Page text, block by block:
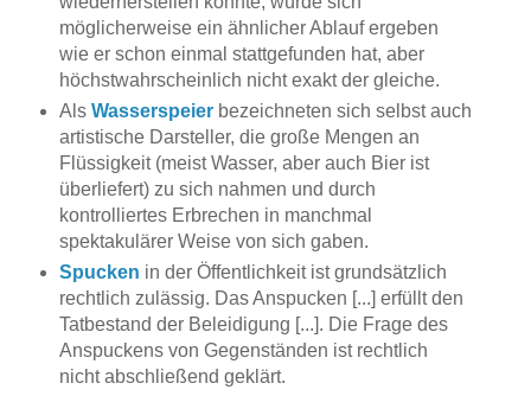
möglicherweise ein ähnlicher Ablauf ergeben
wie er schon einmal stattgefunden hat, aber
höchstwahrscheinlich nicht exakt der gleiche.
Als Wasserspeierbezeichneten sich selbst auch
artistische Darsteller, die große Mengen an
Flüssigkeit (meist Wasser, aber auch Bier ist
überliefert) zu sich nahmen und durch
kontrolliertes Erbrechen in manchmal
spektakulärer Weise von sich gaben.
Spucken in der Öffentlichkeit ist grundsätzlich
rechtlich zulässig. Das Anspucken [...] erfüllt den
Tatbestand der Beleidigung [...]. Die Frage des
Anspuckens von Gegenständen ist rechtlich
nicht abschließend geklärt.